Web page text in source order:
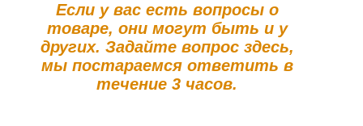
Если у вас есть вопросы о
товаре, они могут быть и у
других. Задайте вопрос здесь,
мы постараемся ответить в
течение 3 часов.